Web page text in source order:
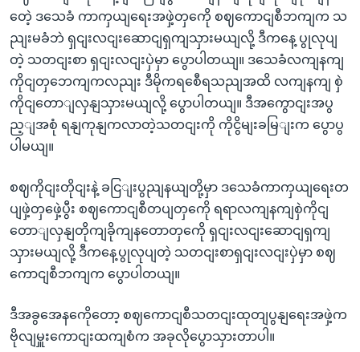
တေဲ့ ဒသေခံ ကာကှယျရေးအဖှဲ့တှကေို စဈကောငျစီဘကျက သ
ညျးမခံဘဲ ရှငျးလငျးဆောငျရှကျသှားမယျလို့ ဒီကနေ့ ပွုလုပျ
တဲ့ သတငျးစာ ရှငျးလငျးပှဲမှာ ပွောပါတယျ။ ဒသေခံလကျနကျ
ကိုငျတှဘေကျကလညျး ဒီမိုကရစေီရသညျအထိ လကျနကျ စှဲ
ကိုငျတောျလှနျသှားမယျလို့ ပွောပါတယျ။ ဒီအကွောငျးအပွ
ည့ျအစုံ ရနျကုနျကလာတဲ့သတငျးကို ကိုငွိမျးခမြျးက ပွောပွ
ပါမယျ။
စဈကိုငျးတိုငျးနဲ့ ခငြျးပွညျနယျတို့မှာ ဒသေခံကာကှယျရေးတ
ပျဖှဲ့တှဖှေဲ့ပွီး စဈကောငျစီတပျတှကေို ရရာလကျနကျစှဲကိုငျ
တောျလှနျတိုကျခိုကျနတောတှကေို ရှငျးလငျးဆောငျရှကျ
သှားမယျလို့ ဒီကနေ့ပွုလုပျတဲ့ သတငျးစာရှငျးလငျးပှဲမှာ စဈ
ကောငျစီဘကျက ပွောပါတယျ။
ဒီအခွအေနကေိုတော့ စဈကောငျစီသတငျးထုတျပွနျရေးအဖှဲ့က
ဗိုလျမှူးကောငျးထကျစံက အခုလိုပွောသှားတာပါ။